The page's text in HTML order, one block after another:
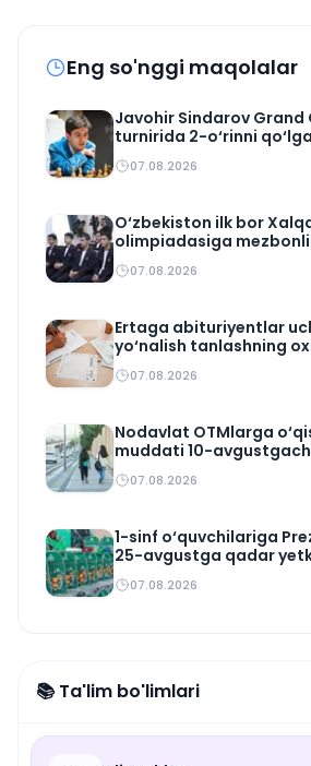
Eng so'nggi maqolalar
Javohir Sindarov Grand
turnirida 2-o‘rinni
07.08.2026
O‘zbekiston ilk bor
olimpiadasiga
07.08.2026
Ertaga abituriyentlar
yo‘nalish tanlashning
07.08.2026
Nodavlat OTMlarga
muddati 10-
07.08.2026
1-sinf o‘quvchilariga
25-avgustga qadar
07.08.2026
📚 Ta'lim bo'limlari